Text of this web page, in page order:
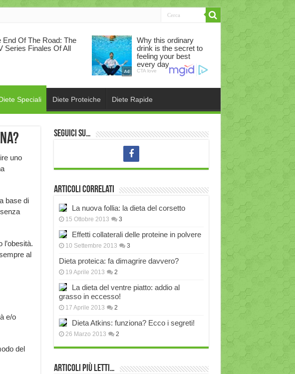
Speciali Diete Proteiche Diete Rapide
uno
base di
al
e/o
del
Seguici su…
Articoli correlati
La nuova follia: la dieta del corsetto
15 Ottobre 2013 3
Effetti collaterali delle proteine in polvere
10 Settembre 2013 3
Dieta proteica: fa dimagrire davvero?
19 Aprile 2013 2
La dieta del ventre piatto: addio al
grasso in eccesso!
17 Aprile 2013 2
Dieta Atkins: funziona? Ecco i segreti!
26 Marzo 2013 2
Articoli più Letti…